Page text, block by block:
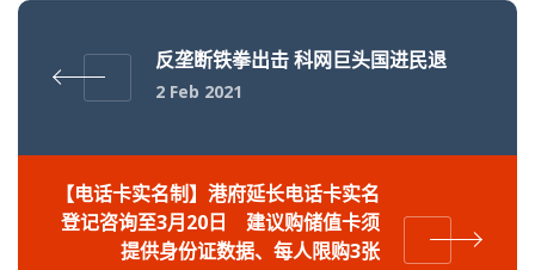
反垄断铁拳出击 科网巨头国进民退
2 Feb 2021
【电话卡实名制】港府延长电话卡实名
登记咨询至3月20日 建议购储值卡须
提供身份证数据、每人限购3张